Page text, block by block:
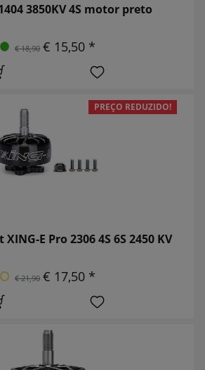
1404 3850KV 4S motor preto
€ 18,90 € 15,50 *
PREÇO REDUZIDO!
E Pro 2306 4S 6S 2450 KV
€ 21,90 € 17,50 *